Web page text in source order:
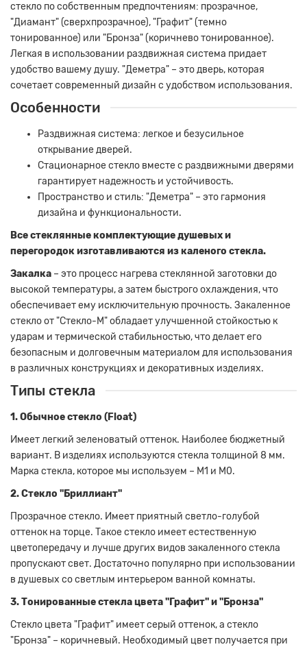
стекло по собственным предпочтениям: прозрачное,
"Диамант" (сверхпрозрачное), "Графит" (темно
тонированное) или "Бронза" (коричнево тонированное).
Легкая в использовании раздвижная система придает
удобство вашему душу. "Деметра" – это дверь, которая
сочетает современный дизайн с удобством использования.
Особенности
Раздвижная система: легкое и безусильное
открывание дверей.
Стационарное стекло вместе с раздвижными дверями
гарантирует надежность и устойчивость.
Пространство и стиль: "Деметра" – это гармония
дизайна и функциональности.
Все стеклянные комплектующие душевых и
перегородок изготавливаются из каленого стекла.
Закалка – это процесс нагрева стеклянной заготовки до
высокой температуры, а затем быстрого охлаждения, что
обеспечивает ему исключительную прочность. Закаленное
стекло от "Стекло-М" обладает улучшенной стойкостью к
ударам и термической стабильностью, что делает его
безопасным и долговечным материалом для использования
в различных конструкциях и декоративных изделиях.
Типы стекла
1. Обычное стекло (Float)
Имеет легкий зеленоватый оттенок. Наиболее бюджетный
вариант. В изделиях используются стекла толщиной 8 мм.
Марка стекла, которое мы используем – М1 и М0.
2. Стекло "Бриллиант"
Прозрачное стекло. Имеет приятный светло-голубой
оттенок на торце. Такое стекло имеет естественную
цветопередачу и лучше других видов закаленного стекла
пропускают свет. Достаточно популярно при использовании
в душевых со светлым интерьером ванной комнаты.
3. Тонированные стекла цвета "Графит" и "Бронза"
Стекло цвета "Графит" имеет серый оттенок, а стекло
"Бронза" – коричневый. Необходимый цвет получается при